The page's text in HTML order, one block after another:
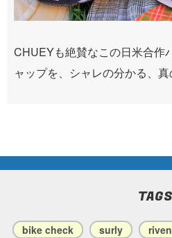
CHUEYも絶賛なこの日米合作
ャップを、シャレの分かる、真
TAGS
bike check surly